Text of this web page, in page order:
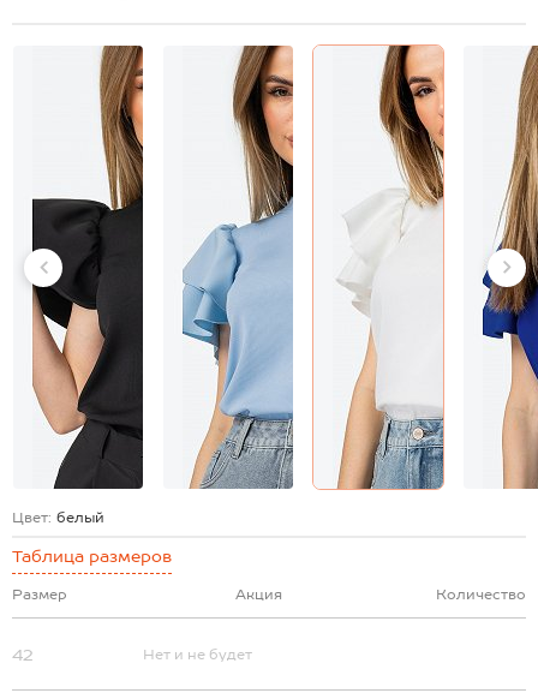
Цвет: белый
Таблица размеров
Размер Акция Количество
42 Нет и не будет